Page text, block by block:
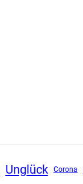
Unglück Corona